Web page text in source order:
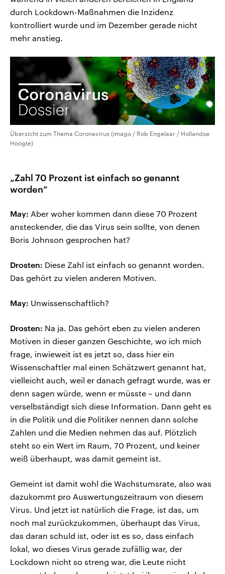
durch Lockdown-Maßnahmen die Inzidenz
kontrolliert wurde und im Dezember gerade nicht
mehr anstieg.
Übersicht zum Thema Coronavirus (imago / Rob Engelaar / Hollandse
Hoogte)
„Zahl 70 Prozent ist einfach so genannt
worden“
May: Aber woher kommen dann diese 70 Prozent
ansteckender, die das Virus sein sollte, von denen
Boris Johnson gesprochen hat?
Drosten: Diese Zahl ist einfach so genannt worden.
Das gehört zu vielen anderen Motiven.
May: Unwissenschaftlich?
Drosten: Na ja. Das gehört eben zu vielen anderen
Motiven in dieser ganzen Geschichte, wo ich mich
frage, inwieweit ist es jetzt so, dass hier ein
Wissenschaftler mal einen Schätzwert genannt hat,
vielleicht auch, weil er danach gefragt wurde, was er
denn sagen würde, wenn er müsste – und dann
verselbständigt sich diese Information. Dann geht es
in die Politik und die Politiker nennen dann solche
Zahlen und die Medien nehmen das auf. Plötzlich
steht so ein Wert im Raum, 70 Prozent, und keiner
weiß überhaupt, was damit gemeint ist.
Gemeint ist damit wohl die Wachstumsrate, also was
dazukommt pro Auswertungszeitraum von diesem
Virus. Und jetzt ist natürlich die Frage, ist das, um
noch mal zurückzukommen, überhaupt das Virus,
das daran schuld ist, oder ist es so, dass einfach
lokal, wo dieses Virus gerade zufällig war, der
Lockdown nicht so streng war, die Leute nicht